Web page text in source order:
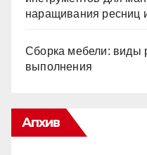
наращивания ресниц
Сборка мебели: виды
выполнения
Апхив